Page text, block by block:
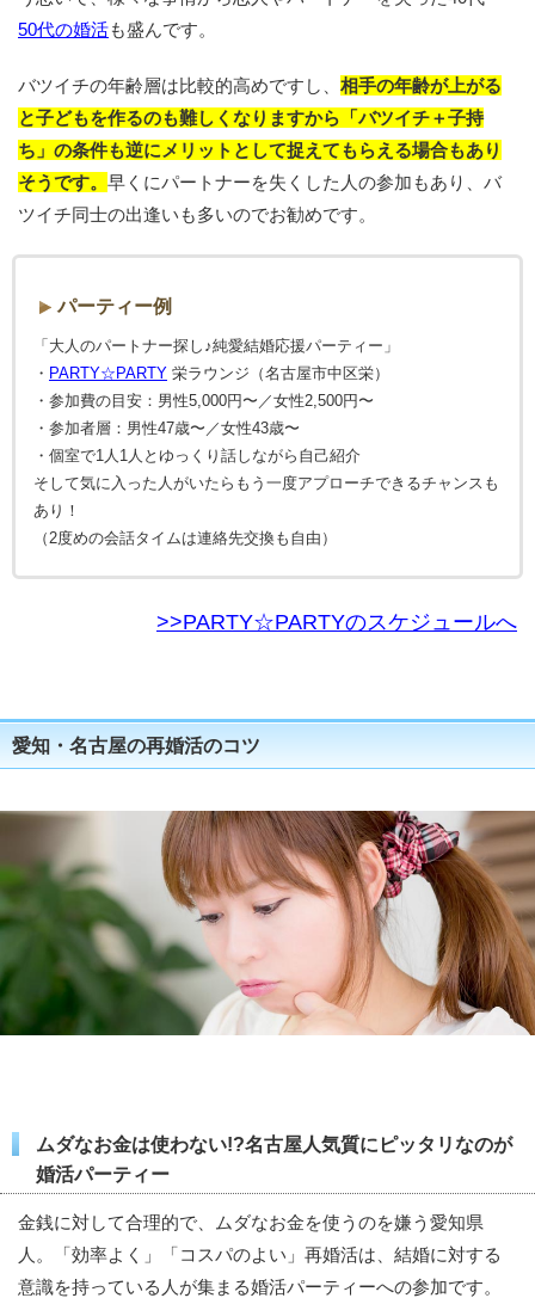
50代の婚活も盛んです。
バツイチの年齢層は比較的高めですし、 相手の年齢が上がる
と子どもを作るのも難しくなりますから「バツイチ＋子持
ち」の条件も逆にメリットとして捉えてもらえる場合もあり
そうです。 早くにパートナーを失くした人の参加もあり、バ
ツイチ同士の出逢いも多いのでお勧めです。
パーティー例
「大人のパートナー探し♪純愛結婚応援パーティー」
・ PARTY☆PARTY 栄ラウンジ（名古屋市中区栄）
・参加費の目安：男性5,000円〜／女性2,500円〜
・参加者層：男性47歳〜／女性43歳〜
・個室で1人1人とゆっくり話しながら自己紹介
そして気に入った人がいたらもう一度アプローチできるチャンスも
あり！
（2度めの会話タイムは連絡先交換も自由）
>>PARTY☆PARTYのスケジュールへ
愛知・名古屋の再婚活のコツ
ムダなお金は使わない!?名古屋人気質にピッタリなのが
婚活パーティー
金銭に対して合理的で、ムダなお金を使うのを嫌う愛知県
人。「効率よく」「コスパのよい」再婚活は、結婚に対する
意識を持っている人が集まる婚活パーティーへの参加です。